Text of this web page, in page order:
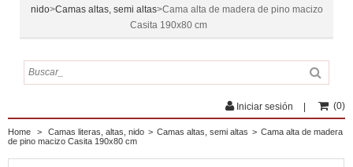
nido>Camas altas, semi altas>Cama alta de madera de pino macizo
Casita 190x80 cm
(0)
Iniciar sesión
Home > Camas literas, altas, nido > Camas altas, semi altas > Cama alta de madera
de pino macizo Casita 190x80 cm